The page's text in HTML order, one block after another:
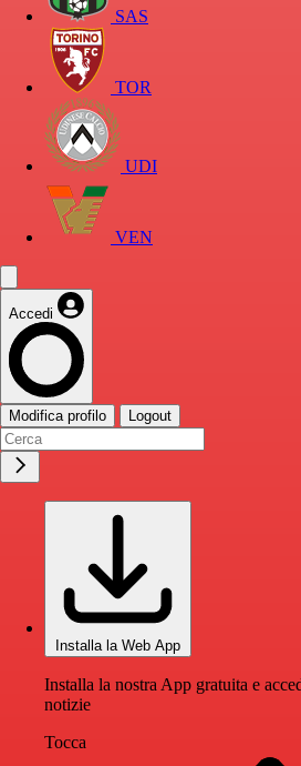
SAS
TOR
UDI
VEN
Accedi
Modifica profilo Logout
Installa la Web App
Installa la nostra App gratuita e
notizie
Tocca